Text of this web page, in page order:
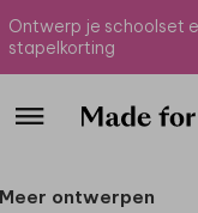
Ontwerp je schoolset
stapelkorting
Meer ontwerpen